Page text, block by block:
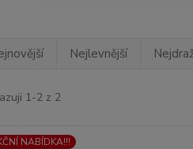
Nejlevnější
1-2 z 2
NABÍDKA!!!